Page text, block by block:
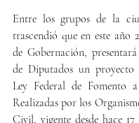
Entre los grupos de la
trascendió que en este año
de Gobernación,
de Diputados un
Ley Federal de Fomento
Realizadas por los
Civil, vigente desde hace